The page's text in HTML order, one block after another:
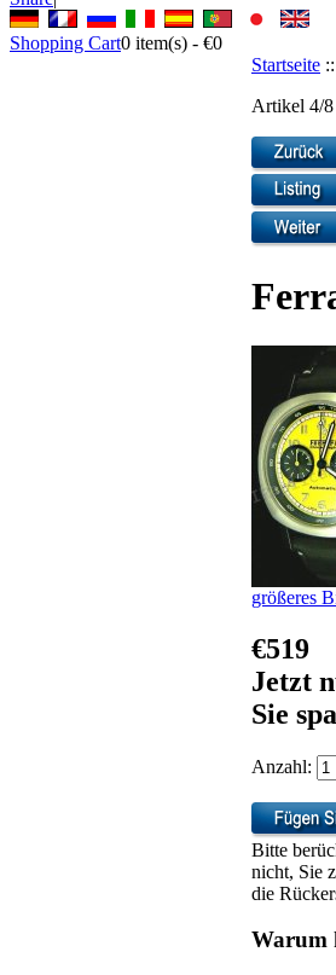
Shopping Cart0 item(s) - €0
Startseite ::
Artikel 4/8
größeres
€519
Jetzt
Sie
Anzahl:
Bitte
nicht, Sie
die
Warum